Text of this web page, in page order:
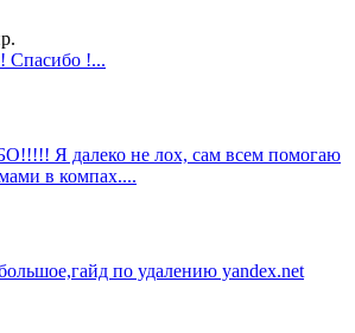
Спасибо !...
Я далеко не лох, сам всем помогаю
в компах....
по удалению yandex.net